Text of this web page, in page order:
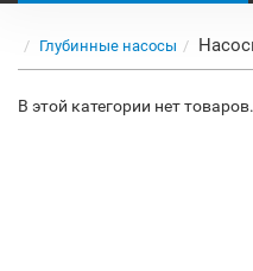
Глубинные насосы
В этой категории нет товаров.